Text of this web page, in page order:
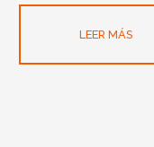
LEER MÁS